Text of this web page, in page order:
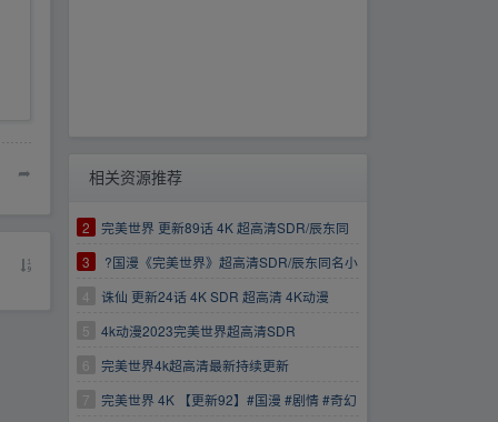
➦ 相关资源推荐
2
完美世界 更新89话 4K 超高清SDR/辰东同
名小说完美世界改编
3
?国漫《完美世界》超高清SDR/辰东同名小
说完美世界改编/每周五更新
4
诛仙 更新24话 4K SDR 超高清 4K动漫
5
4k动漫2023完美世界超高清SDR
6
完美世界4k超高清最新持续更新
7
完美世界 4K 【更新92】#国漫 #剧情 #奇幻